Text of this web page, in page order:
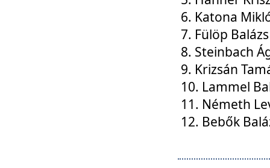
6. Katona
7. Fülöp Balázs
8. Steinbach
9. Krizsán
10. Lammel
11. Németh
12. Bebők